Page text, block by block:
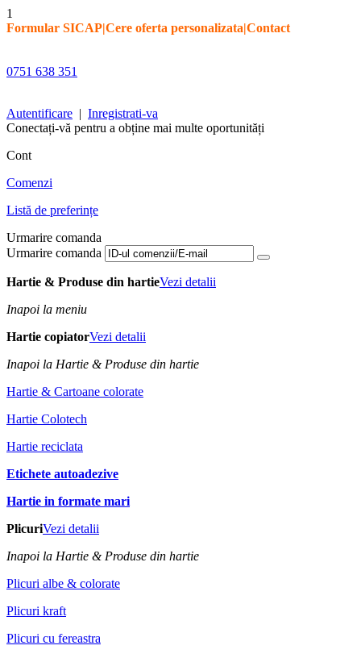
1
Formular SICAP|Cere oferta personalizata|Contact
0751 638 351
Autentificare | Inregistrati-va
Conectați-vă pentru a obține mai multe oportunități
Cont
Comenzi
Listă de preferințe
Urmarire comanda
Urmarire comanda
Hartie & Produse din hartieVezi detalii
Inapoi la meniu
Hartie copiatorVezi detalii
Inapoi la Hartie & Produse din hartie
Hartie & Cartoane colorate
Hartie Colotech
Hartie reciclata
Etichete autoadezive
Hartie in formate mari
PlicuriVezi detalii
Inapoi la Hartie & Produse din hartie
Plicuri albe & colorate
Plicuri kraft
Plicuri cu fereastra